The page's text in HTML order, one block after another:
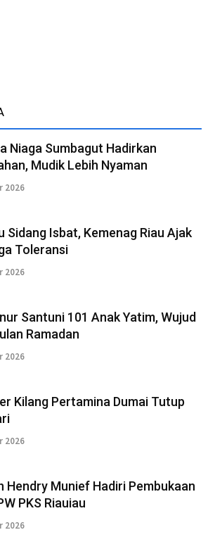
Niaga Sumbagut Hadirkan
Mudik Lebih Nyaman
2026
Sidang Isbat, Kemenag Riau Ajak
Toleransi
2026
Santuni 101 Anak Yatim, Wujud
Ramadan
2026
Kilang Pertamina Dumai Tutup
2026
Hendry Munief Hadiri Pembukaan
PKS Riauiau
2026